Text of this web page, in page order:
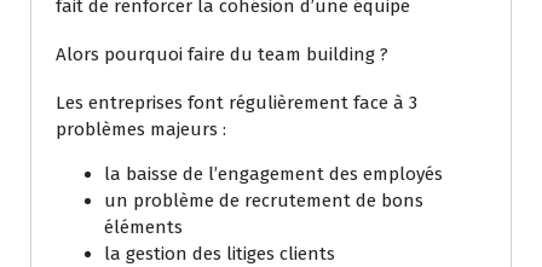
fait de renforcer la cohésion d’une équipe
Alors pourquoi faire du team building ?
Les entreprises font régulièrement face à 3
problèmes majeurs :
la baisse de l’engagement des employés
un problème de recrutement de bons
éléments
la gestion des litiges clients